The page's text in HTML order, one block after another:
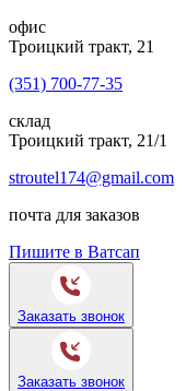
офис
Троицкий тракт, 21
(351) 700-77-35
склад
Троицкий тракт, 21/1
stroutel174@gmail.com
почта для заказов
Пишите в Ватсап
Заказать звонок
Заказать звонок